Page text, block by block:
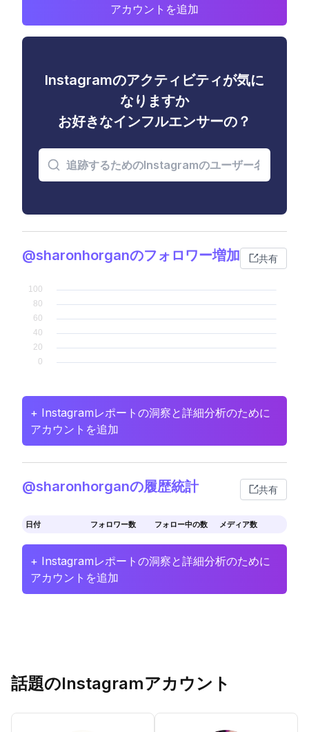
アカウントを追加
Instagramのアクティビティが気に
なりますか
お好きなインフルエンサーの？
@sharonhorganのフォロワー増加 共有
+ Instagramレポートの洞察と詳細分析のために
アカウントを追加
@sharonhorganの履歴統計 共有
日付 フォロワー数 フォロー中の数 メディア数
+ Instagramレポートの洞察と詳細分析のために
アカウントを追加
話題のInstagramアカウント